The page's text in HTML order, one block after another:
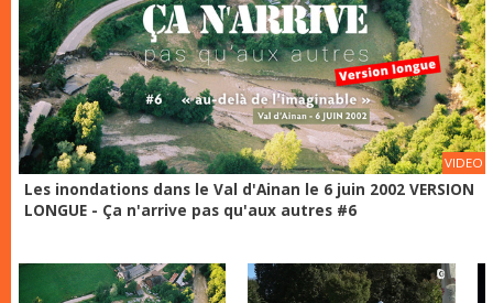
VIDEO
Les inondations dans le Val d'Ainan le 6 juin 2002 VERSION
LONGUE - Ça n'arrive pas qu'aux autres #6